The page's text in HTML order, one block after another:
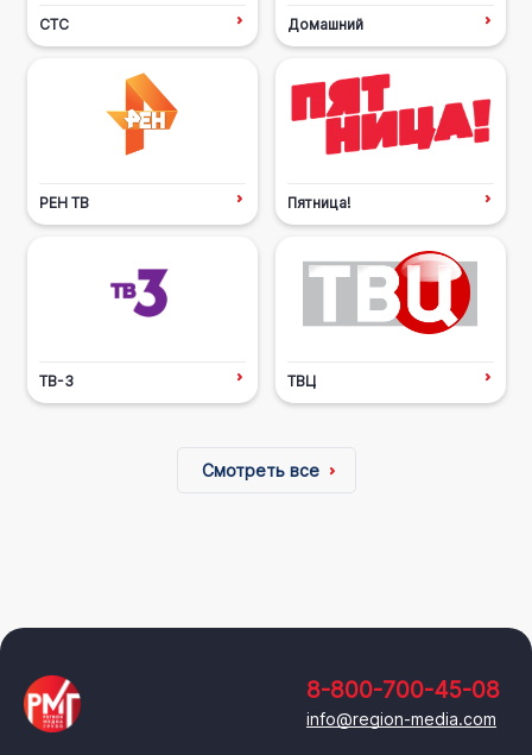
СТС Домашний
РЕН ТВ Пятница!
ТВ-3 ТВЦ
Смотреть все
8-800-700-45-08
info@region-media.com